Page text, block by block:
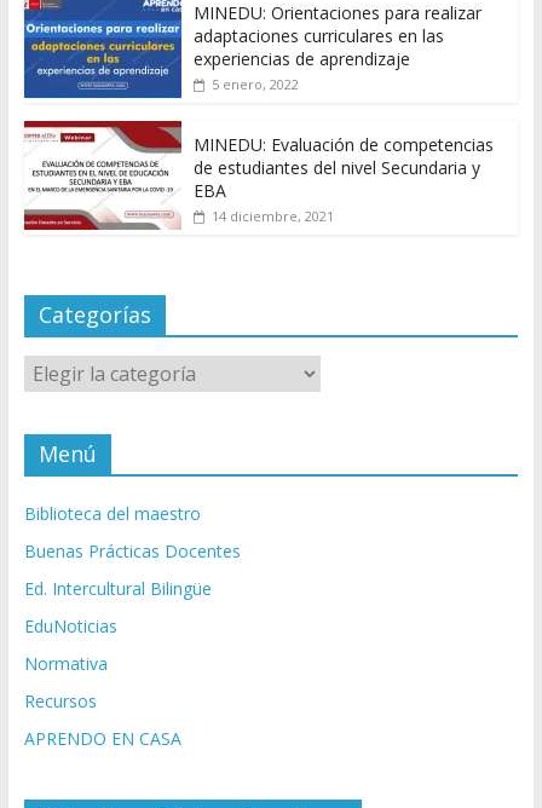
MINEDU: Orientaciones para realizar
adaptaciones curriculares en las
experiencias de aprendizaje
5 enero, 2022
MINEDU: Evaluación de competencias
de estudiantes del nivel Secundaria y
EBA
14 diciembre, 2021
Categorías
Categorías
Menú
Biblioteca del maestro
Buenas Prácticas Docentes
Ed. Intercultural Bilingüe
EduNoticias
Normativa
Recursos
APRENDO EN CASA